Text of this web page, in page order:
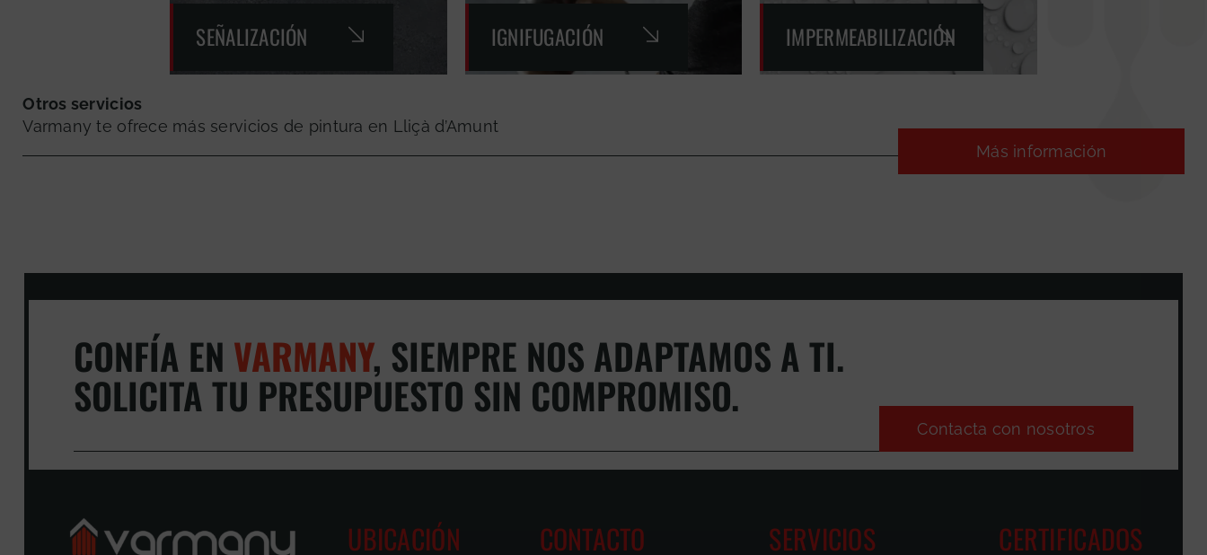
SEÑALIZACIÓN IGNIFUGACIÓN IMPERMEABILIZACIÓN
Otros servicios
Varmany te ofrece más servicios de pintura en Lliçà d’Amunt
Más información
CONFÍA EN VARMANY, SIEMPRE NOS ADAPTAMOS A TI.
SOLICITA TU PRESUPUESTO SIN COMPROMISO.
Contacta con nosotros
UBICACIÓN CONTACTO SERVICIOS CERTIFICADOS